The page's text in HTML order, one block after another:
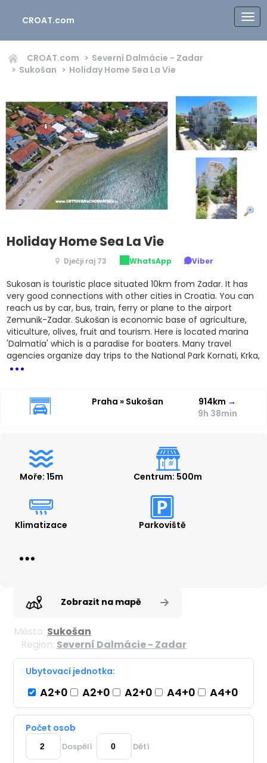
CROAT.com
CROAT.com
Severní Dalmácie - Zadar
Sukošan
Holiday Home Sea La Vie
Holiday Home Sea La Vie
Dječji raj 73 WhatsApp Viber
Sukosan is touristic place situated 10km from Zadar. It has
very good connections with other cities in Croatia. You can
reach us by car, bus, train, ferry or plane to the airport
Zemunik-Zadar. Sukošan is economic base of agriculture,
viticulture, olives, fruit and tourism. Here is located marina
'Dalmatia' which is a paradise for boaters. Many travel
agencies organize day trips to the National Park Kornati, Krka,
...
Praha » Sukošan 914km →
9h 38min
Moře: 15m Centrum: 500m
Klimatizace Parkoviště
Zobrazit na mapě
Město: Sukošan
Region: Severní Dalmácie - Zadar
Ubytovací jednotka:
A2+0 A2+0 A2+0 A4+0 A4+0
Počet osob
Dospělí Dětí